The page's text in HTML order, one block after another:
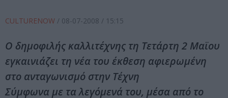
CULTURENOW / 08-07-2008 / 15:15
Ο δημοφιλής καλλιτέχνης τη Τετάρτη 2 Μαϊου
εγκαινιάζει τη νέα του έκθεση αφιερωμένη
στο ανταγωνισμό στην Τέχνη
Σύμφωνα με τα λεγόμενά του, μέσα από το